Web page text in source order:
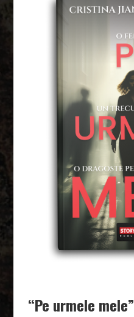
“Pe urmele mele”